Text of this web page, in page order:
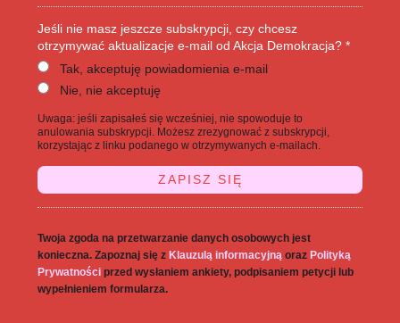
Jeśli nie masz jeszcze subskrypcji, czy chcesz
otrzymywać aktualizacje e-mail od Akcja Demokracja? *
Tak, akceptuję powiadomienia e-mail
Nie, nie akceptuję
Uwaga: jeśli zapisałeś się wcześniej, nie spowoduje to
anulowania subskrypcji. Możesz zrezygnować z subskrypcji,
korzystając z linku podanego w otrzymywanych e-mailach.
Twoja zgoda na przetwarzanie danych osobowych jest
konieczna. Zapoznaj się z Klauzulą informacyjną oraz Polityką
Prywatności przed wysłaniem ankiety, podpisaniem petycji lub
wypełnieniem formularza.